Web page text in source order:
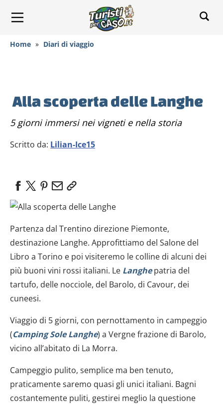
Home » Diari di viaggio
Alla scoperta delle Langhe
5 giorni immersi nei vigneti e nella storia
Scritto da: Lilian-Ice15
Partenza dal Trentino direzione Piemonte,
destinazione Langhe. Approfittiamo del Salone del
Libro a Torino e poi visiteremo le colline di alcuni dei
più buoni vini rossi italiani. Le Langhepatria del
tartufo, delle nocciole, del Barolo, di Cavour, dei
cuneesi.
Viaggio di 5 giorni, con pernottamento in campeggio
(Camping Sole Langhe) a Vergne frazione di Barolo,
vicino all’abitato di La Morra.
Campeggio pulito, semplice ma ben tenuto,
praticamente saremo quasi gli unici italiani. Bagni
costantemente puliti, gestirei meglio la questione